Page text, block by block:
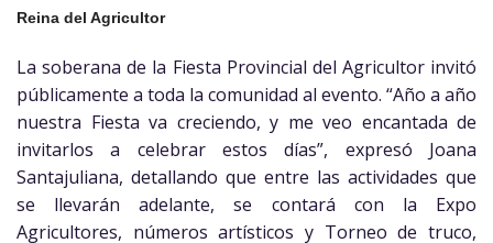
Reina del Agricultor
La soberana de la Fiesta Provincial del Agricultor invitó
públicamente a toda la comunidad al evento. “Año a año
nuestra Fiesta va creciendo, y me veo encantada de
invitarlos a celebrar estos días”, expresó Joana
Santajuliana, detallando que entre las actividades que
se llevarán adelante, se contará con la Expo
Agricultores, números artísticos y Torneo de truco,